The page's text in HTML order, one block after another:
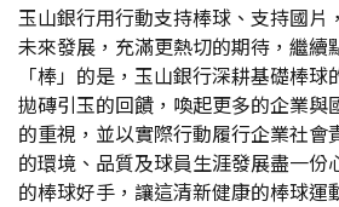
玉山銀行用行動支持棒球、支持國片
未來發展，充滿更熱切的期待，繼續
「棒」的是，玉山銀行深耕基礎棒
拋磚引玉的回饋，喚起更多的企業與
的重視，並以實際行動履行企業社會
的環境、品質及球員生涯發展盡一份
的棒球好手，讓這清新健康的棒球運